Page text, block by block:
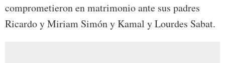
comprometieron en matrimonio ante sus padres
Ricardo y Miriam Simón y Kamal y Lourdes Sabat.